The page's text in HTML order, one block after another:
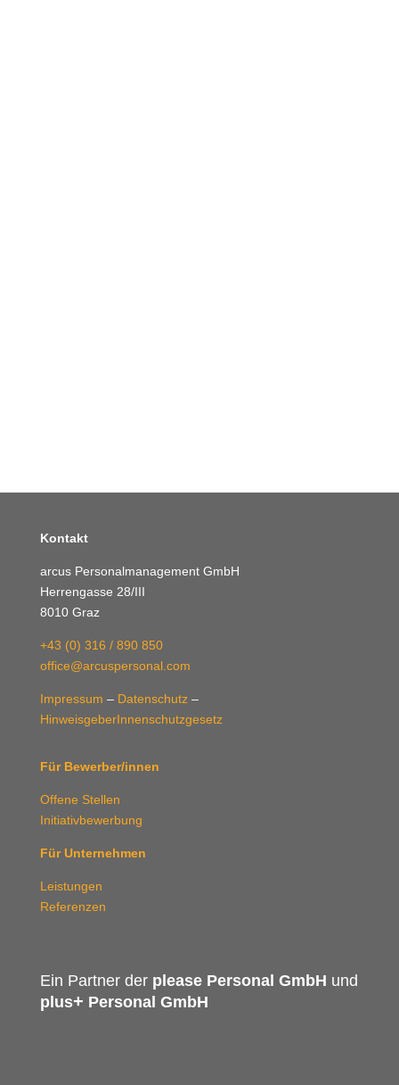
Kontakt
arcus Personalmanagement GmbH
Herrengasse 28/III
8010 Graz
+43 (0) 316 / 890 850
office@arcuspersonal.com
Impressum – Datenschutz –
HinweisgeberInnenschutzgesetz
Für Bewerber/innen
Offene Stellen
Initiativbewerbung
Für Unternehmen
Leistungen
Referenzen
Ein Partner derplease Personal GmbH und
plus+ Personal GmbH